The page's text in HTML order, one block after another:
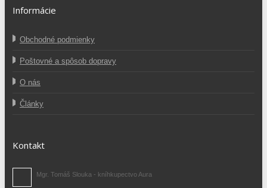
Informácie
Obchodné podmienky
Poštovné a spôsob dopravy
O nás
Články
Kontakt
Mgr. Tomáš Slouka - kníhkupectvo Aura